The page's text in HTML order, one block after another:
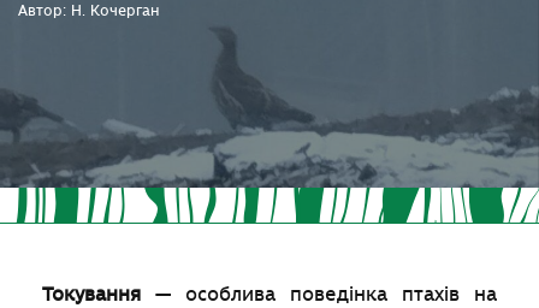
Автор: Н. Кочерган
Токування — особлива поведінка птахів на